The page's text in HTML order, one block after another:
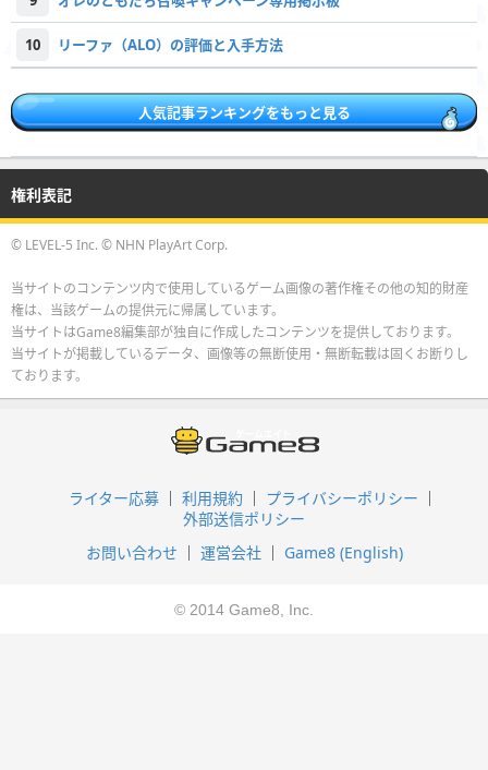
10 リーファ（ALO）の評価と入手方法
人気記事ランキングをもっと見る
権利表記
© LEVEL-5 Inc. © NHN PlayArt Corp.
当サイトのコンテンツ内で使用しているゲーム画像の著作権その他の知的財産
権は、当該ゲームの提供元に帰属しています。
当サイトはGame8編集部が独自に作成したコンテンツを提供しております。
当サイトが掲載しているデータ、画像等の無断使用・無断転載は固くお断りし
ております。
ライター応募 利用規約
プライバシーポリシー
外部送信ポリシー
お問い合わせ
運営会社 Game8 (English)
© 2014 Game8, Inc.